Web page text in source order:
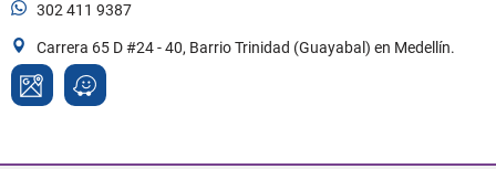
302 411 9387
Carrera 65 D #24 - 40, Barrio Trinidad (Guayabal) en Medellín.